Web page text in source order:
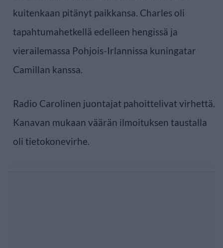
kuitenkaan pitänyt paikkansa. Charles oli
tapahtumahetkellä edelleen hengissä ja
vierailemassa Pohjois-Irlannissa kuningatar
Camillan kanssa.
Radio Carolinen juontajat pahoittelivat virhettä.
Kanavan mukaan väärän ilmoituksen taustalla
oli tietokonevirhe.